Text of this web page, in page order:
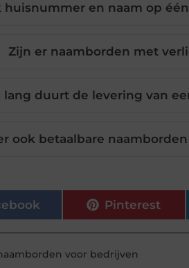
huisnummer en naam op
Zijn er naamborden met
lang duurt de levering van
ook betaalbare
Pinterest
voor bedrijven